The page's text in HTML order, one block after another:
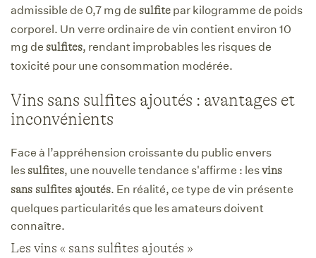
admissible de 0,7 mg de sulfite par kilogramme de poids
corporel. Un verre ordinaire de vin contient environ 10
mg de sulfites, rendant improbables les risques de
toxicité pour une consommation modérée.
Vins sans sulfites ajoutés : avantages et
inconvénients
Face à l’appréhension croissante du public envers
les sulfites, une nouvelle tendance s'affirme : lesvins
sans sulfites ajoutés. En réalité, ce type de vin présente
quelques particularités que les amateurs doivent
connaître.
Les vins « sans sulfites ajoutés »